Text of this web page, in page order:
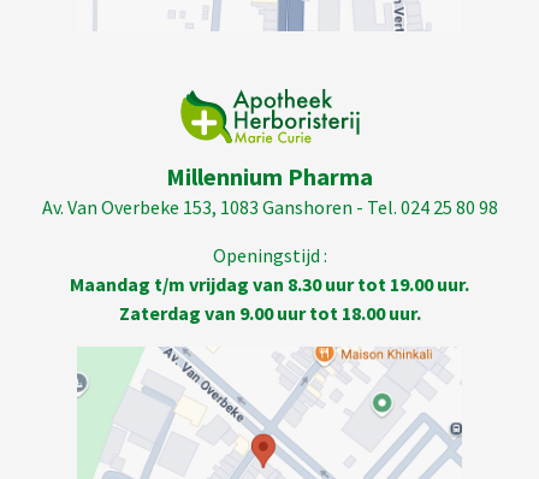
Millennium Pharma
Av. Van Overbeke 153, 1083 Ganshoren - Tel. 024 25 80 98
Openingstijd :
Maandag t/m vrijdag van 8.30 uur tot 19.00 uur.
Zaterdag van 9.00 uur tot 18.00 uur.